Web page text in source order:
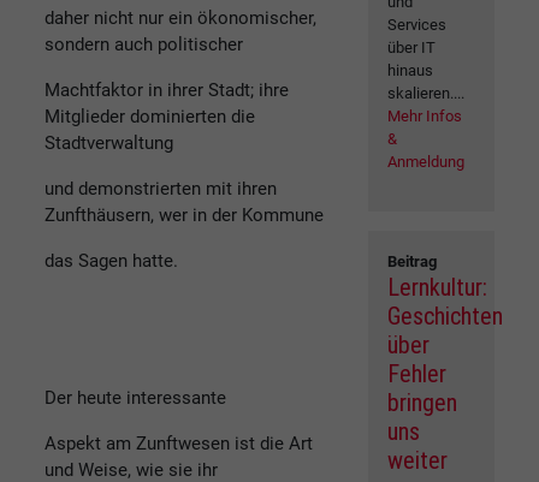
daher nicht nur ein ökonomischer,
sondern auch politischer
Machtfaktor in ihrer Stadt; ihre
Mitglieder dominierten die
Stadtverwaltung
und demonstrierten mit ihren
Zunfthäusern, wer in der Kommune
das Sagen hatte.
Der heute interessante
Aspekt am Zunftwesen ist die Art
und Weise, wie sie ihr
Services
über IT
hinaus
skalieren....
Mehr Infos
&
Anmeldung
Beitrag
Lernkultur:
Geschichten
über
Fehler
bringen
uns
weiter